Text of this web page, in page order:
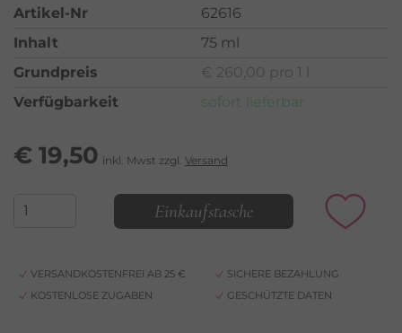
Artikel-Nr
62616
Inhalt
75 ml
Grundpreis
€ 260,00 pro 1 l
Verfügbarkeit
sofort lieferbar
€ 19,50 inkl. Mwst zzgl. Versand
Einkaufstasche
VERSANDKOSTENFREI AB 25 €
SICHERE BEZAHLUNG
KOSTENLOSE ZUGABEN
GESCHÜTZTE DATEN